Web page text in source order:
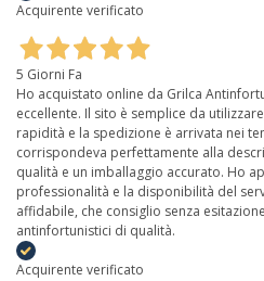
Acquirente verificato
5 Giorni Fa
Ho acquistato online da Grilca
eccellente. Il sito è semplice da
rapidità e la spedizione è arrivata nei
corrispondeva perfettamente alla
qualità e un imballaggio accurato. Ho
professionalità e la disponibilità del
affidabile, che consiglio senza
antinfortunistici di qualità.
Acquirente verificato